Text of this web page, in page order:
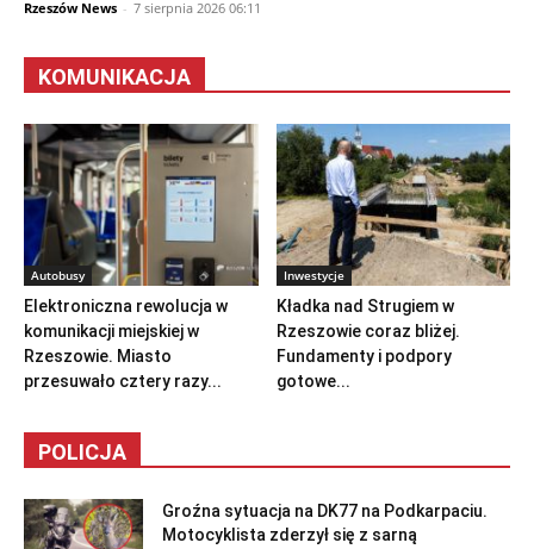
Rzeszów News - 7 sierpnia 2026 06:11
KOMUNIKACJA
Autobusy
Elektroniczna rewolucja w
komunikacji miejskiej w
Rzeszowie. Miasto
przesuwało cztery razy...
Inwestycje
Kładka nad Strugiem w
Rzeszowie coraz bliżej.
Fundamenty i podpory
gotowe...
POLICJA
Groźna sytuacja na DK77 na Podkarpaciu.
Motocyklista zderzył się z sarną